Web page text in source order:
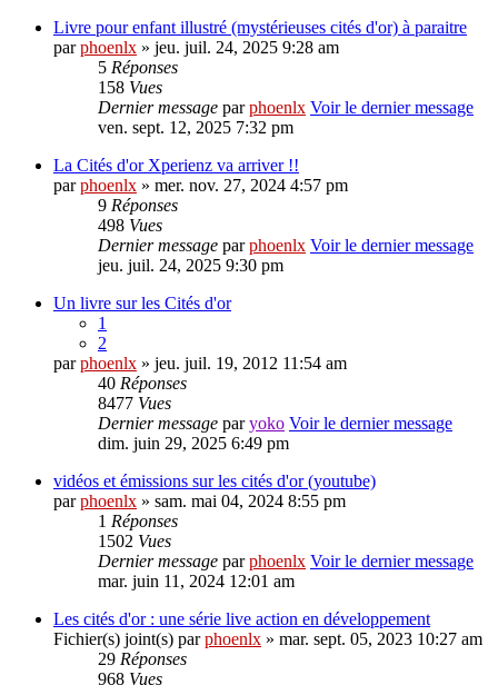
Livre pour enfant illustré (mystérieuses cités d'or) à paraitre
parphoenlx » jeu. juil. 24, 2025 9:28 am
5 Réponses
158 Vues
Dernier message parphoenlx Voir le dernier message
ven. sept. 12, 2025 7:32 pm
La Cités d'or Xperienz va arriver !!
parphoenlx » mer. nov. 27, 2024 4:57 pm
9 Réponses
498 Vues
Dernier message parphoenlx Voir le dernier message
jeu. juil. 24, 2025 9:30 pm
Un livre sur les Cités d'or
1
2
parphoenlx » jeu. juil. 19, 2012 11:54 am
40 Réponses
8477 Vues
Dernier message paryoko Voir le dernier message
dim. juin 29, 2025 6:49 pm
vidéos et émissions sur les cités d'or (youtube)
parphoenlx » sam. mai 04, 2024 8:55 pm
1 Réponses
1502 Vues
Dernier message parphoenlx Voir le dernier message
mar. juin 11, 2024 12:01 am
Les cités d'or : une série live action en développement
Fichier(s) joint(s) parphoenlx » mar. sept. 05, 2023 10:27 am
29 Réponses
968 Vues